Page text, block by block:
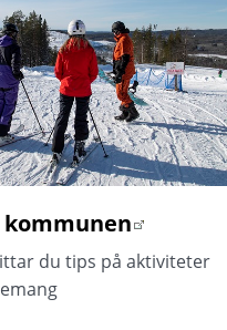
kommunen
webbplats.
du tips på aktiviteter